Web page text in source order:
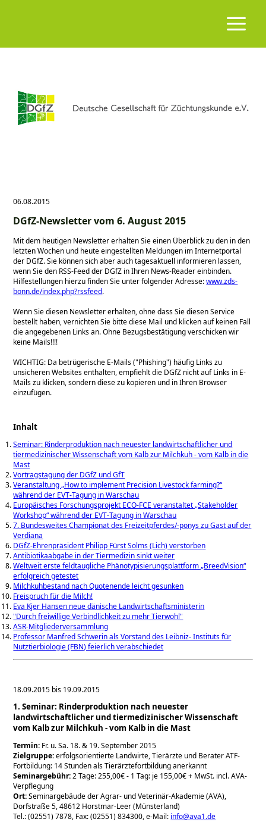
06.08.2015
DGfZ-Newsletter vom 6. August 2015
Mit dem heutigen Newsletter erhalten Sie einen Überblick zu den in den
letzten Wochen und heute eingestellten Meldungen im Internetportal
der DGfZ. Sie können sich aber auch tagesaktuell informieren lassen,
wenn Sie den RSS-Feed der DGfZ in Ihren News-Reader einbinden.
Hilfestellungen hierzu finden Sie unter folgender Adresse:www.zds-
bonn.de/index.php?rssfeed.
Wenn Sie diesen Newsletter erhalten, ohne dass Sie diesen Service
bestellt haben, vernichten Sie bitte diese Mail und klicken auf keinen Fall
die angegebenen Links an. Ohne Bezugsbestätigung verschicken wir
keine Mails!!!!
WICHTIG: Da betrügerische E-Mails ( Phishing ) häufig Links zu
unsicheren Websites enthalten, empfiehlt die DGfZ nicht auf Links in E-
Mails zu klicken, sondern diese zu kopieren und in Ihren Browser
einzufügen.
Inhalt
Seminar: Rinderproduktion nach neuester landwirtschaftlicher und
tiermedizinischer Wissenschaft vom Kalb zur Milchkuh - vom Kalb in die
Mast
Vortragstagung der DGfZ und GfT
Veranstaltung „How to implement Precision Livestock farming?“
während der EVT-Tagung in Warschau
Europäisches Forschungsprojekt ECO-FCE veranstaltet „Stakeholder
Workshop“ während der EVT-Tagung in Warschau
7. Bundesweites Championat des Freizeitpferdes/-ponys zu Gast auf der
Verdiana
DGfZ-Ehrenpräsident Philipp Fürst Solms (Lich) verstorben
Antibiotikaabgabe in der Tiermedizin sinkt weiter
Weltweit erste feldtaugliche Phänotypisierungsplattform „BreedVision“
erfolgreich getestet
Milchkuhbestand nach Quotenende leicht gesunken
Freispruch für die Milch!
Eva Kjer Hansen neue dänische Landwirtschaftsministerin
"Durch freiwillige Verbindlichkeit zu mehr Tierwohl"
ASR-Mitgliederversammlung
Professor Manfred Schwerin als Vorstand des Leibniz- Instituts für
Nutztierbiologie (FBN) feierlich verabschiedet
18.09.2015 bis 19.09.2015
1. Seminar: Rinderproduktion nach neuester
landwirtschaftlicher und tiermedizinischer Wissenschaft
vom Kalb zur Milchkuh - vom Kalb in die Mast
Termin: Fr. u. Sa. 18. & 19. September 2015
Zielgruppe:erfolgsorientierte Landwirte, Tierärzte und Berater ATF-
Fortbildung: 14 Stunden als Tierärztefortbildung anerkannt
Seminargebühr:2 Tage: 255,00€ - 1 Tag: je 155,00€ + MwSt. incl. AVA-
Verpflegung
Ort:Seminargebäude der Agrar- und Veterinär-Akademie (AVA),
Dorfstraße 5, 48612 Horstmar-Leer (Münsterland)
Tel.: (02551) 7878, Fax: (02551) 834300, e-Mail: info@ava1.de